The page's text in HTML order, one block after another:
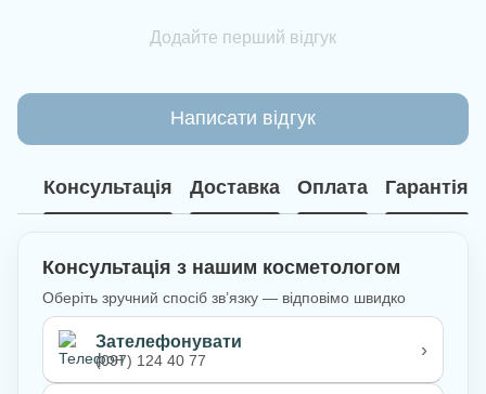
Додайте перший відгук
Написати відгук
Консультація Доставка Оплата Гарантія
Консультація з нашим косметологом
Оберіть зручний спосіб зв’язку — відповімо швидко
Зателефонувати
(097) 124 40 77 ›